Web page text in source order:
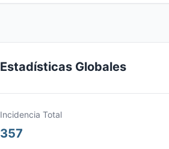
Estadísticas Globales
Incidencia Total
357